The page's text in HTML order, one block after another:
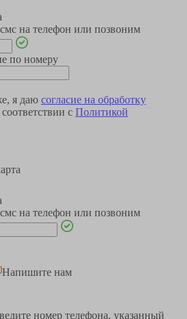
на телефон или позвоним
по номеру
я даю согласие на обработку
с Политикой
на телефон или позвоним
Напишите нам
номер телефона, указанный